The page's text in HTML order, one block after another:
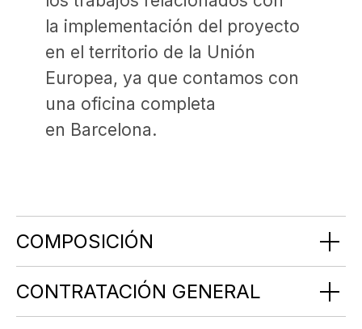
COMPOSICIÓN
CONTRATACIÓN GENERAL
Para inversores